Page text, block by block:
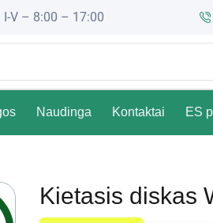
I-V – 8:00 – 17:00
Naudinga Kontaktai ES
Kietasis diskas